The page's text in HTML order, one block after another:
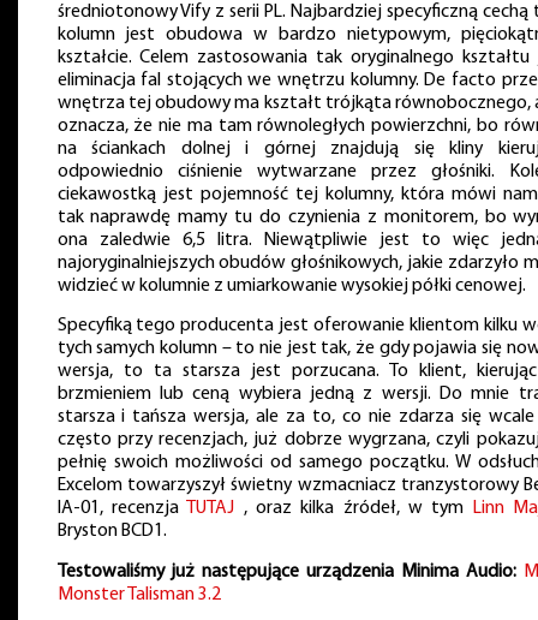
średniotonowy Vify z serii PL. Najbardziej specyficzną cechą
kolumn jest obudowa w bardzo nietypowym,
kształcie. Celem zastosowania tak oryginalnego kształtu
eliminacja fal stojących we wnętrzu kolumny. De facto
wnętrza tej obudowy ma kształt trójkąta równobocznego,
oznacza, że nie ma tam równoległych powierzchni, bo
na ściankach dolnej i górnej znajdują się kliny
odpowiednio ciśnienie wytwarzane przez głośniki.
ciekawostką jest pojemność tej kolumny, która mówi
tak naprawdę mamy tu do czynienia z monitorem, bo
ona zaledwie 6,5 litra. Niewątpliwie jest to więc
najoryginalniejszych obudów głośnikowych, jakie zdarzyło
widzieć w kolumnie z umiarkowanie wysokiej półki cenowej.
Specyfiką tego producenta jest oferowanie klientom kilku
tych samych kolumn – to nie jest tak, że gdy pojawia się
wersja, to ta starsza jest porzucana. To klient,
brzmieniem lub ceną wybiera jedną z wersji. Do mnie
starsza i tańsza wersja, ale za to, co nie zdarza się
często przy recenzjach, już dobrze wygrzana, czyli
pełnię swoich możliwości od samego początku. W
Excelom towarzyszył świetny wzmacniacz tranzystorowy
IA-01, recenzja TUTAJ , oraz kilka źródeł, w tym Linn
Bryston BCD1.
Testowaliśmy już następujące urządzenia Minima Audio:
Monster Talisman 3.2